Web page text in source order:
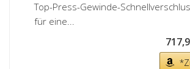
Top-Press-Gewinde-
für eine...